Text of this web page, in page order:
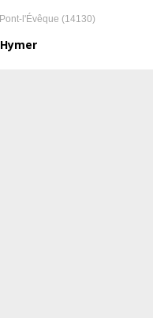
Pont-l'Évêque (14130)